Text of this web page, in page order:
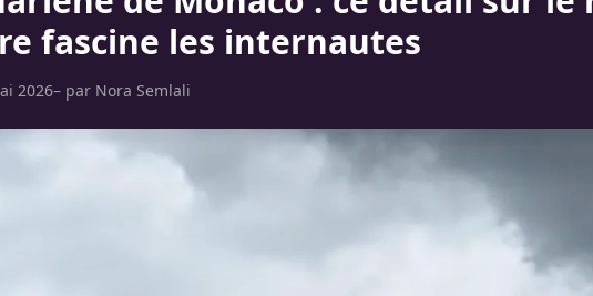
fascine les internautes
2026– par Nora Semlali